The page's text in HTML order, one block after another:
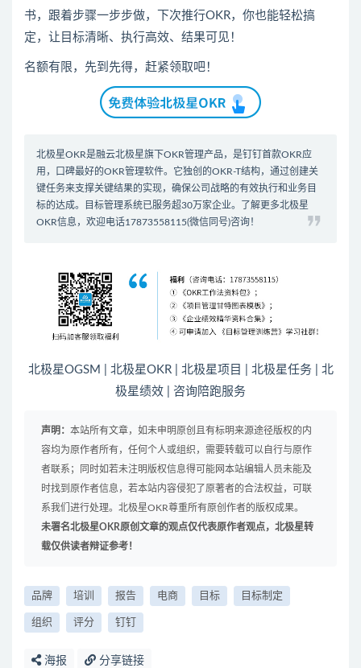
书，跟着步骤一步步做，下次推行OKR，你也能轻松搞
定，让目标清晰、执行高效、结果可见！
名额有限，先到先得，赶紧领取吧！
北极星OKR是融云北极星旗下OKR管理产品，是钉钉首款OKR应
用 ，口碑最好的OKR管理软件。它独创的OKR-T结构，通过创建关
键任务来支撑关键结果的实现，确保公司战略的有效执行和业务目
标的达成。
目标管理系统已服务超30万家企业。了解更多北极星
OKR信息，欢迎电话17873558115(微信同号)咨询！
北极星OGSM 北极星OKR| 北极星项目 北极星任务| 北
极星绩效
咨询陪跑服务
声明： 本站所有文章，如未申明原创且有标明来源途径版权的内
容均为原作者所有，任何个人或组织，需要转载可以自行与原作
者联系；同时如若未注明版权信息得可能网本站编辑人员未能及
时找到原作者信息，若本站内容侵犯了原著者的合法权益，可联
系我们进行处理。北极星OKR尊重所有原创作者的版权成果。
未署名北极星OKR原创文章的观点仅代表原作者观点，北极星转
载仅供读者辩证参考！
品牌 培训 报告 电商 目标 目标制定
组织 评分 钉钉
海报 分享链接